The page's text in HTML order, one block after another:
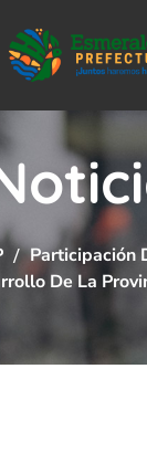
Participación
De La